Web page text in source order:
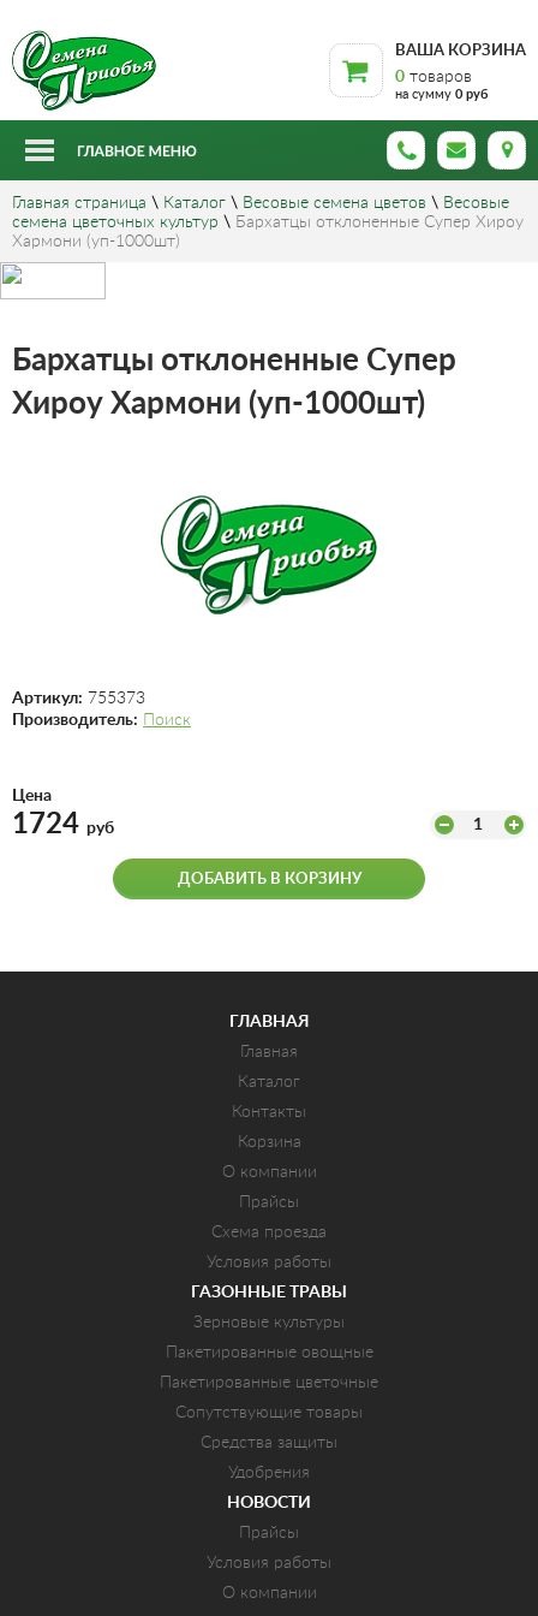
ВАША КОРЗИНА
0 товаров
на сумму 0 руб
Главная страница \ Каталог \ Весовые семена цветов \ Весовые
семена цветочных культур \ Бархатцы отклоненные Супер Хироу
Хармони (уп-1000шт)
Бархатцы отклоненные Супер
Хироу Хармони (уп-1000шт)
Артикул: 755373
Производитель:
Поиск
Цена
1724 руб 1
ДОБАВИТЬ В КОРЗИНУ
ГЛАВНАЯ
Главная
Каталог
Контакты
Корзина
О компании
Прайсы
Схема проезда
Условия работы
ГАЗОННЫЕ ТРАВЫ
Зерновые культуры
Пакетированные овощные
Пакетированные цветочные
Сопутствующие товары
Средства защиты
Удобрения
НОВОСТИ
Прайсы
Условия работы
О компании